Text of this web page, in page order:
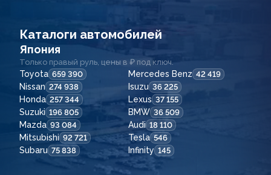
Каталоги автомобилей
Япония
Только правый руль, цены в ₽ под ключ.
Toyota 659 390 Mercedes Benz 42 419
Nissan 274 938 Isuzu 36 225
Honda 257 344 Lexus 37 155
Suzuki 196 805 BMW 36 509
Mazda 93 084 Audi 18 110
Mitsubishi 92 721 Tesla 546
Subaru 75 838 Infinity 145